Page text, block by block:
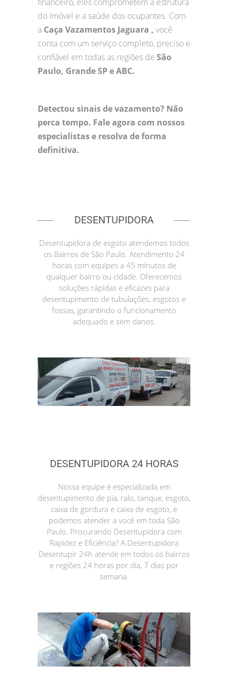
do imóvel e a saúde dos ocupantes. Com
a Caça Vazamentos Jaguara , você
conta com um serviço completo, preciso e
confiável em todas as regiões de São
Paulo, Grande SP e ABC.
Detectou sinais de vazamento? Não
perca tempo. Fale agora com nossos
especialistas e resolva de forma
definitiva.
DESENTUPIDORA
Desentupidora de esgoto atendemos todos
os Bairros de São Paulo. Atendimento 24
horas com equipes a 45 minutos de
qualquer bairro ou cidade. Oferecemos
soluções rápidas e eficazes para
desentupimento de tubulações, esgotos e
fossas, garantindo o funcionamento
adequado e sem danos.
DESENTUPIDORA 24 HORAS
Nossa equipe é especializada em
desentupimento de pia, ralo, tanque, esgoto,
caixa de gordura e caixa de esgoto, e
podemos atender a você em toda São
Paulo. Procurando Desentupidora com
Rapidez e Eficiência? A Desentupidora
Desentupir 24h atende em todos os bairros
e regiões 24 horas por dia, 7 dias por
semana.